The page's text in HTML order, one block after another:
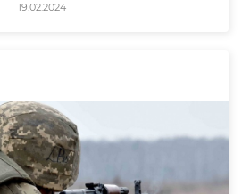
19.02.2024